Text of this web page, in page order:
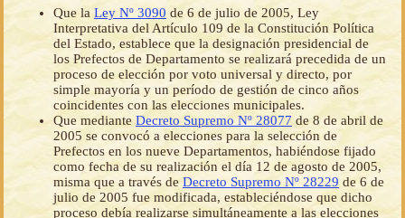
Que laLey Nº 3090 de 6 de julio de 2005, Ley
Interpretativa del Artículo 109 de la Constitución Política
del Estado, establece que la designación presidencial de
los Prefectos de Departamento se realizará precedida de un
proceso de elección por voto universal y directo, por
simple mayoría y un período de gestión de cinco años
coincidentes con las elecciones municipales.
Que mediante Decreto Supremo Nº 28077 de 8 de abril de
2005 se convocó a elecciones para la selección de
Prefectos en los nueve Departamentos, habiéndose fijado
como fecha de su realización el día 12 de agosto de 2005,
misma que a través de Decreto Supremo Nº 28229 de 6 de
julio de 2005 fue modificada, estableciéndose que dicho
proceso debía realizarse simultáneamente a las elecciones